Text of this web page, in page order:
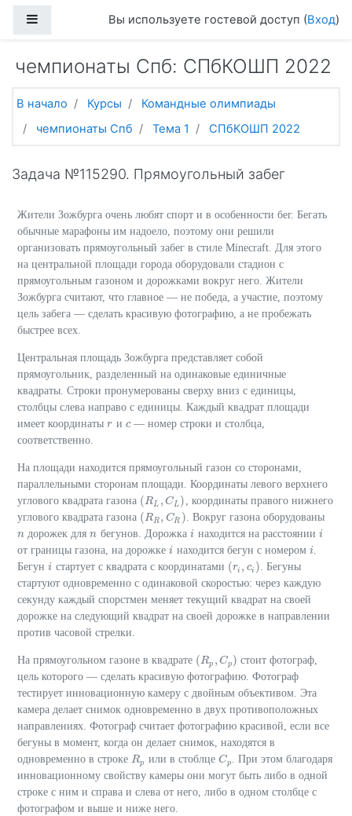
Боковая панельВы используете гостевой доступ (Вход)
чемпионаты Спб: СПбКОШП 2022
В начало Курсы
Командные олимпиады
чемпионаты Спб
Тема 1 СПбКОШП 2022
Задача №115290. Прямоугольный забег
Жители Зожбурга очень любят спорт и в особенности бег. Бегать
обычные марафоны им надоело, поэтому они решили
организовать прямоугольный забег в стиле Minecraft. Для этого
на центральной площади города оборудовали стадион с
прямоугольным газоном и дорожками вокруг него. Жители
Зожбурга считают, что главное — не победа, а участие, поэтому
цель забега — сделать красивую фотографию, а не пробежать
быстрее всех.
Центральная площадь Зожбурга представляет собой
прямоугольник, разделенный на одинаковые единичные
квадраты. Строки пронумерованы сверху вниз с единицы,
столбцы слева направо с единицы. Каждый квадрат площади
имеет координаты r
r и c
c— номер строки и столбца,
соответственно.
На площади находится прямоугольный газон со сторонами,
параллельными сторонам площади. Координаты левого верхнего
углового квадрата газона (RL , CL )
(RL, CL) , координаты правого нижнего
углового квадрата газона (RR , CR )
(RR,CR) . Вокруг газона оборудованы
n
n дорожек дляn
n бегунов. Дорожка i
i находится на расстоянии i
i
от границы газона, на дорожке i
i находится бегун с номером i
i.
Бегун i
i стартует с квадрата с координатами (ri , ci )
(ri, c i)
. Бегуны
стартуют одновременно с одинаковой скоростью: через каждую
секунду каждый спорстмен меняет текущий квадрат на своей
дорожке на следующий квадрат на своей дорожке в направлении
против часовой стрелки.
На прямоугольном газоне в квадрате (Rp , Cp )
(Rp, Cp)
стоит фотограф,
цель которого — сделать красивую фотографию. Фотограф
тестирует инновационную камеру с двойным объективом. Эта
камера делает снимок одновременно в двух противоположных
направлениях. Фотограф считает фотографию красивой, если все
бегуны в момент, когда он делает снимок, находятся в
одновременно в строке Rp
Rp или в стоблце Cp
Cp. При этом благодаря
инновационному свойству камеры они могут быть либо в одной
строке с ним и справа и слева от него, либо в одном столбце с
фотографом и выше и ниже него.